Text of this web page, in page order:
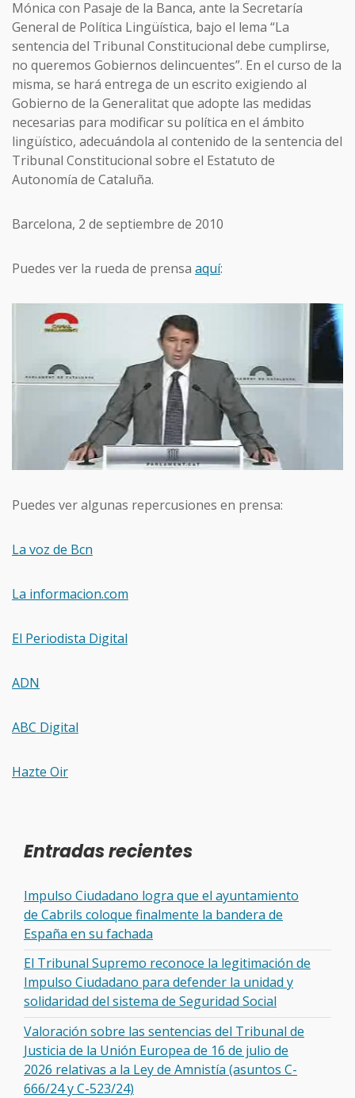
Mónica con Pasaje de la Banca, ante la Secretaría
General de Política Lingüística, bajo el lema “La
sentencia del Tribunal Constitucional debe cumplirse,
no queremos Gobiernos delincuentes”. En el curso de la
misma, se hará entrega de un escrito exigiendo al
Gobierno de la Generalitat que adopte las medidas
necesarias para modificar su política en el ámbito
lingüístico, adecuándola al contenido de la sentencia del
Tribunal Constitucional sobre el Estatuto de
Autonomía de Cataluña.
Barcelona, 2 de septiembre de 2010
Puedes ver la rueda de prensa aquí:
Puedes ver algunas repercusiones en prensa:
La voz de Bcn
La informacion.com
El Periodista Digital
ADN
ABC Digital
Hazte Oir
Entradas recientes
Impulso Ciudadano logra que el ayuntamiento
de Cabrils coloque finalmente la bandera de
España en su fachada
El Tribunal Supremo reconoce la legitimación de
Impulso Ciudadano para defender la unidad y
solidaridad del sistema de Seguridad Social
Valoración sobre las sentencias del Tribunal de
Justicia de la Unión Europea de 16 de julio de
2026 relativas a la Ley de Amnistía (asuntos C-
666/24 y C-523/24)